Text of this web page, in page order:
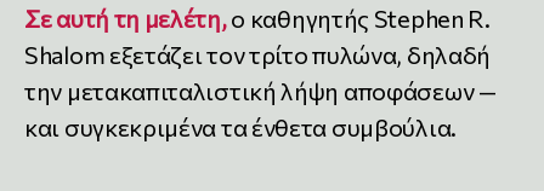
Σε αυτή τη μελέτη,ο καθηγητής Stephen R.
Shalom εξετάζει τον τρίτο πυλώνα, δηλαδή
την μετακαπιταλιστική λήψη αποφάσεων —
και συγκεκριμένα τα ένθετα συμβούλια.